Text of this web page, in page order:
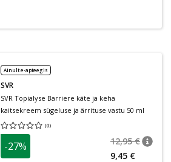
Ainult e-apteegis
SVR
SVR Topialyse Barriere käte ja keha
kaitsekreem sügeluse ja ärrituse vastu 50 ml
(0)
Keskmine hinnang 0.00
-27% 12,95 €
9,45 €